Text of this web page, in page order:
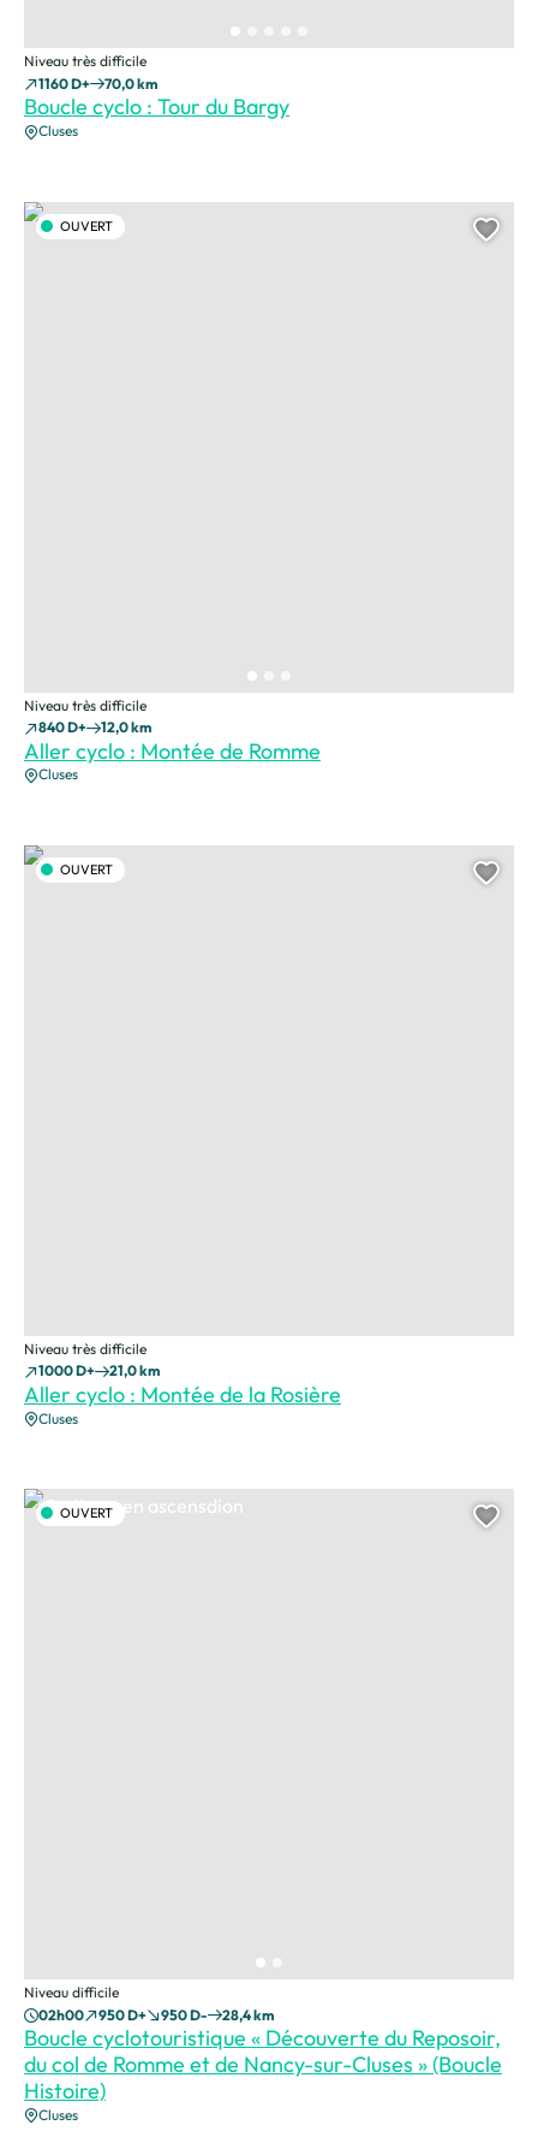
Boucle cyclo : Tour du Bargy
Niveau très difficile
Cluses
1160 D+ 70,0 km
Aller cyclo : Montée de Romme
Niveau très difficile
Cluses
840 D+ 12,0 km
romme, ©Charles SAVOURET
OUVERT
Aller cyclo : Montée de la Rosière
Niveau très difficile
Cluses
1000 D+ 21,0 km
Aller cyclo : Montée de la Rosière, © Praz de Lys Sommand Tourisme
OUVERT
Boucle cyclotouristique « Découverte du Reposoir,
du col de Romme et de Nancy-sur-Cluses » (Boucle
Histoire)
Niveau difficile
Cluses
02h00 950 D+ 950 D- 28,4 km
Cyclistes en ascensdion, © Charles Savouret
OUVERT